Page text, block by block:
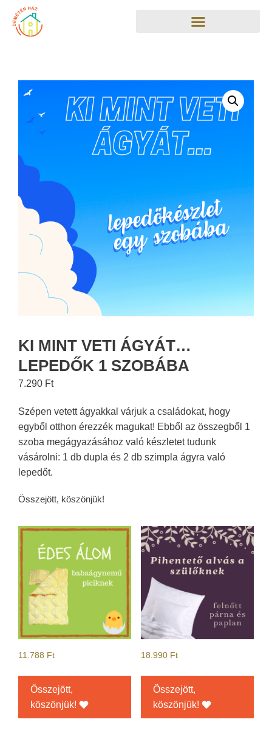
KI MINT VETI ÁGYÁT…
LEPEDŐK 1 SZOBÁBA
7.290 Ft
Szépen vetett ágyakkal várjuk a családokat, hogy
egyből otthon érezzék magukat! Ebből az összegből 1
szoba megágyazásához való készletet tudunk
vásárolni: 1 db dupla és 2 db szimpla ágyra való
lepedőt.
Összejött, köszönjük!
11.788 Ft
Összejött,
köszönjük!
18.990 Ft
Összejött,
köszönjük!